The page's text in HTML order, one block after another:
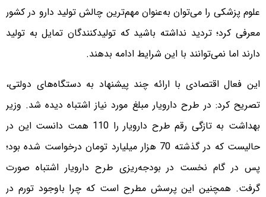
علوم پزشکی را می‌توان به‌عنوان مهم‌ترین چالش تولید دارو در کشور
معرفی کرد؛ تردید نداشته باشید که تولیدکنندگان تمایل به تولید
دارند اما نمی‌توانند با این شرایط ادامه بدهند.
این فعال اقتصادی با ارائه چند پیشنهاد به دستگاه‌های دولتی،
تصریح کرد: در طرح دارویار مبلغ مورد نیاز اشتباه دیده شد. وزیر
بهداشت به تازگی رقم طرح دارویار را 110 همت دانست این در
حالیست که در گذشته 70 هزار میلیارد تومان درخواست شده بود؛
پس در گام نخست در بودجه‌ریزی طرح دارویار اشتباه صورت
گرفت. همچنین این پرسش مطرح است که چرا باوجود تورم در